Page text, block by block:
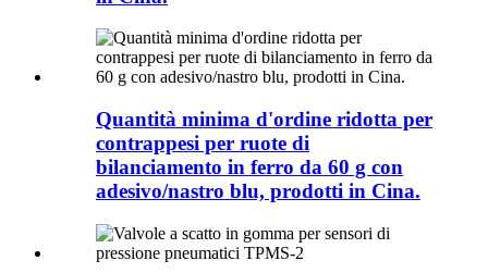
Quantità minima d'ordine ridotta per
contrappesi per ruote di
bilanciamento in ferro da 60 g con
adesivo/nastro blu, prodotti in Cina.